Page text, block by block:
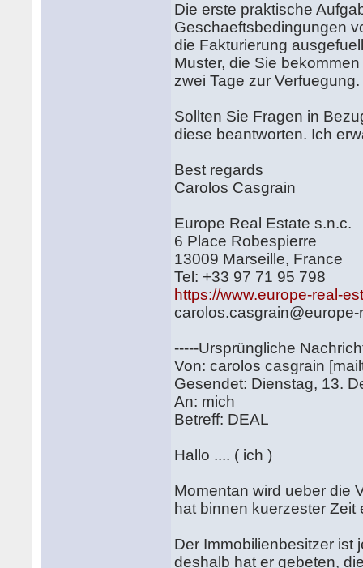
Die erste praktische
Geschaeftsbedingungen
die Fakturierung
Muster, die Sie
zwei Tage zur
Sollten Sie Fragen in
diese beantworten. Ich
Best regards
Carolos Casgrain
Europe Real Estate s.n.c.
6 Place Robespierre
13009 Marseille, France
Tel: +33 97 71 95 798
https://www.europe-real-
-----Ursprüngliche
Von: carolos casgrain
Gesendet: Dienstag, 13.
An: mich
Betreff: DEAL
Hallo .... ( ich )
Momentan wird ueber die
hat binnen kuerzester
Der Immobilienbesitzer ist
deshalb hat er gebeten,